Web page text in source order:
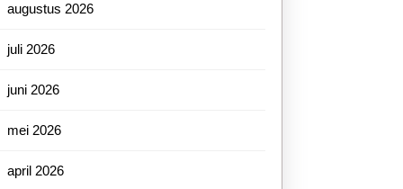
augustus 2026
juli 2026
juni 2026
mei 2026
april 2026